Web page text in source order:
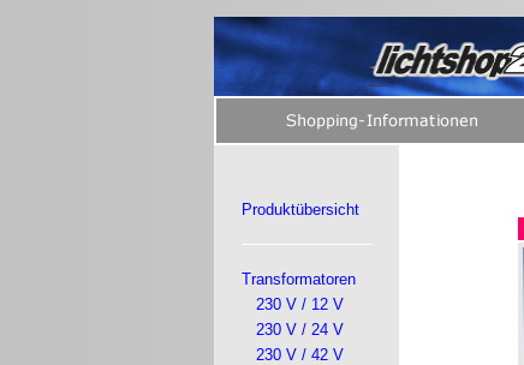
Produktübersicht
Transformatoren
230 V / 12 V
230 V / 24 V
230 V / 42 V